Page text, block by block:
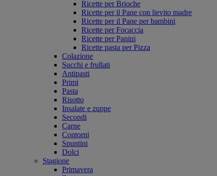
Ricette per Brioche
Ricette per il Pane con lievito madre
Ricette per il Pane per bambini
Ricette per Focaccia
Ricette per Panini
Ricette pasta per Pizza
Colazione
Succhi e frullati
Antipasti
Primi
Pasta
Risotto
Insalate e zuppe
Secondi
Carne
Contorni
Spuntini
Dolci
Stagione
Primavera